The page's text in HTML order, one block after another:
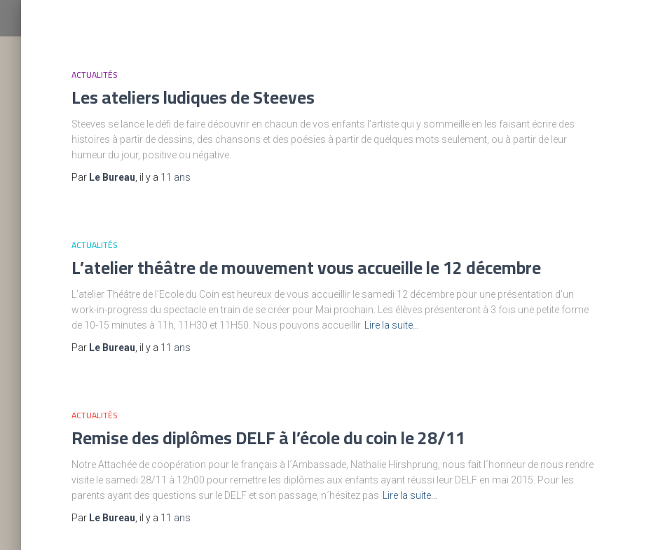
ACTUALITÉS
Les ateliers ludiques de Steeves
Steeves se lance le défi de faire découvrir en chacun de vos enfants l’artiste qui y sommeille en les faisant écrire des
histoires à partir de dessins, des chansons et des poésies à partir de quelques mots seulement, ou à partir de leur
humeur du jour, positive ou négative.
Par Le Bureau , il y a 11 ans
ACTUALITÉS
L’atelier théâtre de mouvement vous accueille le 12 décembre
L’atelier Théâtre de l’Ecole du Coin est heureux de vous accueillir le samedi 12 décembre pour une présentation d’un
work-in-progress du spectacle en train de se créer pour Mai prochain. Les élèves présenteront à 3 fois une petite forme
de 10-15 minutes à 11h, 11H30 et 11H50. Nous pouvons accueillir
Lire la suite…
Par Le Bureau , il y a 11 ans
ACTUALITÉS
Remise des diplômes DELF à l’école du coin le 28/11
Notre Attachée de coopération pour le français à l´Ambassade, Nathalie Hirshprung, nous fait l´honneur de nous rendre
visite le samedi 28/11 à 12h00 pour remettre les diplômes aux enfants ayant réussi leur DELF en mai 2015. Pour les
parents ayant des questions sur le DELF et son passage, n´hésitez pas
Lire la suite…
Par Le Bureau , il y a 11 ans